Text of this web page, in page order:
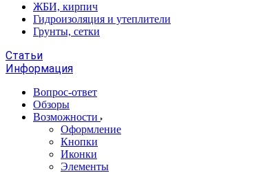
ЖБИ, кирпич
Гидроизоляция и утеплители
Грунты, сетки
Статьи
Информация
Вопрос-ответ
Обзоры
Возможности
Оформление
Кнопки
Иконки
Элементы